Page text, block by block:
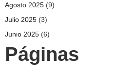
Agosto 2025 (9)
Julio 2025 (3)
Junio 2025 (6)
Páginas